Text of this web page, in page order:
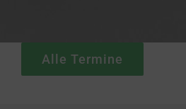
Alle Termine